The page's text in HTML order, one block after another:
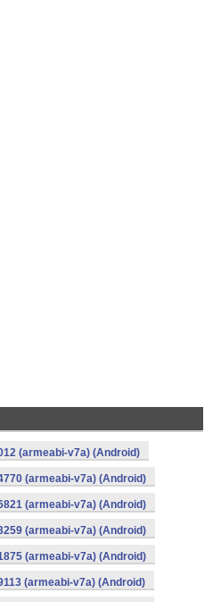
(armeabi-v7a) (Android)
(armeabi-v7a) (Android)
(armeabi-v7a) (Android)
(armeabi-v7a) (Android)
(armeabi-v7a) (Android)
(armeabi-v7a) (Android)